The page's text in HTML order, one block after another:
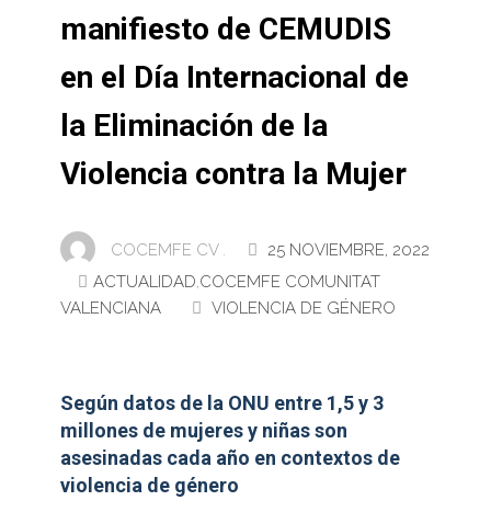
manifiesto de CEMUDIS
en el Día Internacional de
la Eliminación de la
Violencia contra la Mujer
COCEMFE CV .
25 NOVIEMBRE, 2022
ACTUALIDAD,COCEMFE COMUNITAT
VALENCIANA
VIOLENCIA DE GÉNERO
Según datos de la ONU entre 1,5 y 3
millones de mujeres y niñas son
asesinadas cada año en contextos de
violencia de género